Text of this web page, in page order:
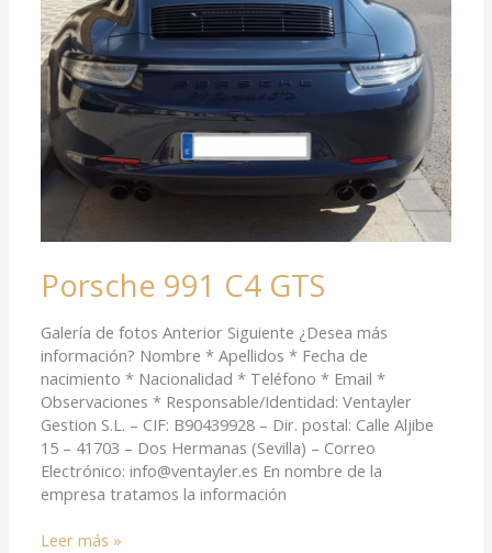
Porsche 991 C4 GTS
Galería de fotos Anterior Siguiente ¿Desea más
información? Nombre * Apellidos * Fecha de
nacimiento * Nacionalidad * Teléfono * Email *
Observaciones * Responsable/Identidad: Ventayler
Gestion S.L. – CIF: B90439928 – Dir. postal: Calle Aljibe
15 – 41703 – Dos Hermanas (Sevilla) – Correo
Electrónico: info@ventayler.es En nombre de la
empresa tratamos la información
Leer más »